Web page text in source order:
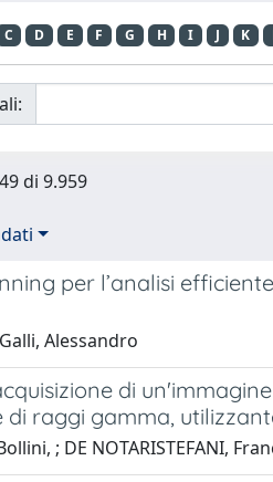
C D E F G H I J K
di 9.959
per l’analisi
Alessandro
di
raggi gamma,
; DE NOTARISTEFANI,